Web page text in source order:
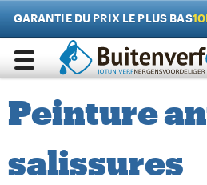
GARANTIE DU PRIX LE PLUS BAS
Peinture
salissures